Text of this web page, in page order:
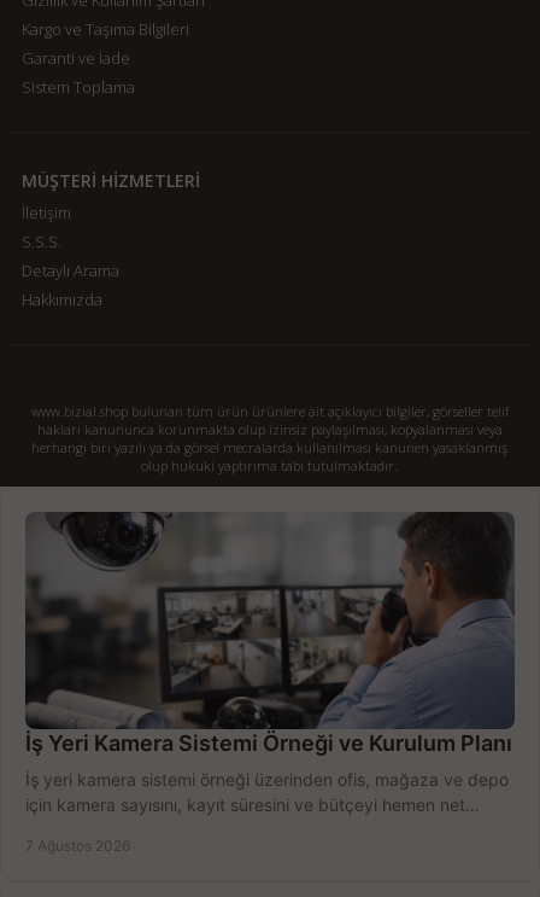
Kargo ve Taşıma Bilgileri
Garanti ve İade
Sistem Toplama
MÜŞTERİ HİZMETLERİ
İletişim
S.S.S.
Detaylı Arama
Hakkımızda
www.bizial.shop bulunan tüm ürün ürünlere ait açıklayıcı bilgiler, görseller telif
hakları kanununca korunmakta olup izinsiz paylaşılması, kopyalanması veya
herhangi biri yazılı ya da görsel mecralarda kullanılması kanunen yasaklanmış
olup hukuki yaptırıma tabi tutulmaktadır.
İş Yeri Kamera Sistemi Örneği ve Kurulum Planı
İş yeri kamera sistemi örneği üzerinden ofis, mağaza ve depo
için kamera sayısını, kayıt süresini ve bütçeyi hemen net
7 Ağustos 2026